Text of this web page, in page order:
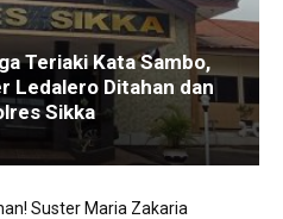
Teriaki Kata Sambo,
Ledalero Ditahan dan
Sikka
Suster Maria Zakaria